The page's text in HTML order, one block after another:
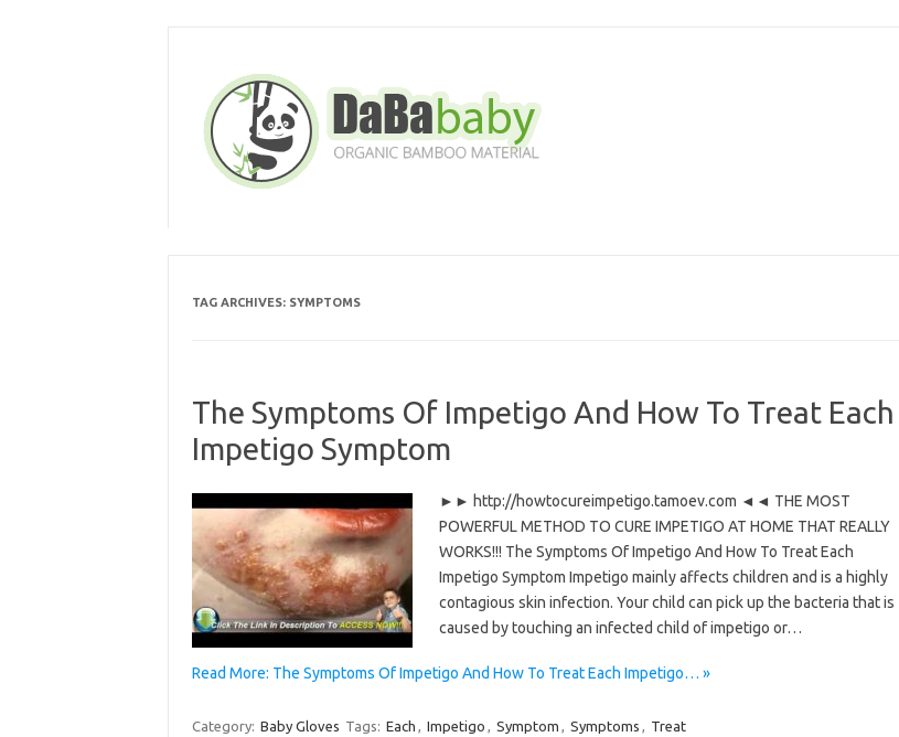
TAG ARCHIVES: SYMPTOMS
The Symptoms Of Impetigo And How To Treat Each
Impetigo Symptom
►► http://howtocureimpetigo.tamoev.com ◄◄ THE MOST
POWERFUL METHOD TO CURE IMPETIGO AT HOME THAT REALLY
WORKS!!! The Symptoms Of Impetigo And How To Treat Each
Impetigo Symptom Impetigo mainly affects children and is a highly
contagious skin infection. Your child can pick up the bacteria that is
caused by touching an infected child of impetigo or…
Read More: The Symptoms Of Impetigo And How To Treat Each Impetigo… »
Category: Baby Gloves Tags: Each , Impetigo , Symptom , Symptoms , Treat